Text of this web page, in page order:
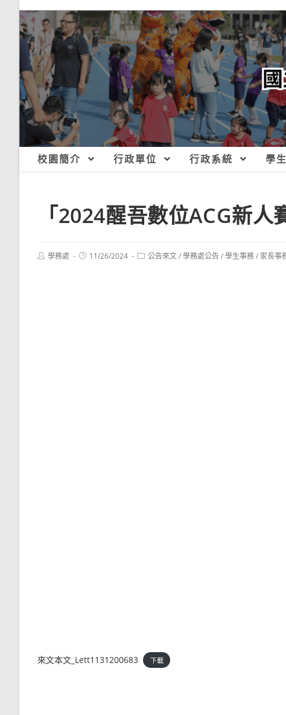
校園簡介 行政單位 行政系統 學
「2024醒吾數位ACG新人
Post學務處
Post11/26/2024
Post公告來文/學務處公告/學生事務/ 家長事
來文本文_Lett1131200683 下載